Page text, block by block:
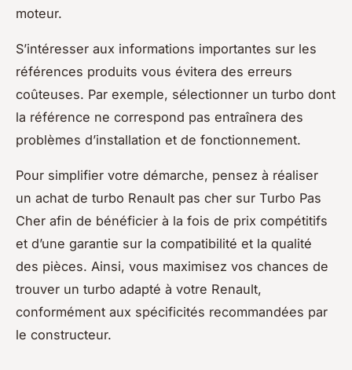
moteur.
S’intéresser aux informations importantes sur les
références produits vous évitera des erreurs
coûteuses. Par exemple, sélectionner un turbo dont
la référence ne correspond pas entraînera des
problèmes d’installation et de fonctionnement.
Pour simplifier votre démarche, pensez à réaliser
un achat de turbo Renault pas cher sur Turbo Pas
Cher afin de bénéficier à la fois de prix compétitifs
et d’une garantie sur la compatibilité et la qualité
des pièces. Ainsi, vous maximisez vos chances de
trouver un turbo adapté à votre Renault,
conformément aux spécificités recommandées par
le constructeur.